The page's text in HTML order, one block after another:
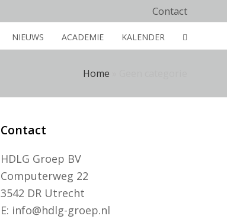
Contact
NIEUWS ACADEMIE KALENDER
Home
Contact
HDLG Groep BV
Computerweg 22
3542 DR Utrecht
E: info@hdlg-groep.nl